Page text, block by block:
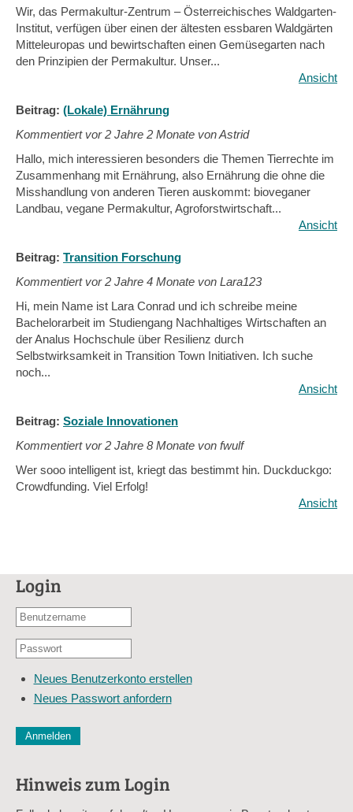
Wir, das Permakultur-Zentrum – Österreichisches Waldgarten-
Institut, verfügen über einen der ältesten essbaren Waldgärten
Mitteleuropas und bewirtschaften einen Gemüsegarten nach
den Prinzipien der Permakultur. Unser...
Ansicht
Beitrag: (Lokale) Ernährung
Kommentiert vor2 Jahre 2 Monate von Astrid
Hallo, mich interessieren besonders die Themen Tierrechte im
Zusammenhang mit Ernährung, also Ernährung die ohne die
Misshandlung von anderen Tieren auskommt: bioveganer
Landbau, vegane Permakultur, Agroforstwirtschaft...
Ansicht
Beitrag: Transition Forschung
Kommentiert vor2 Jahre 4 Monate von Lara123
Hi, mein Name ist Lara Conrad und ich schreibe meine
Bachelorarbeit im Studiengang Nachhaltiges Wirtschaften an
der Analus Hochschule über Resilienz durch
Selbstwirksamkeit in Transition Town Initiativen. Ich suche
noch...
Ansicht
Beitrag: Soziale Innovationen
Kommentiert vor2 Jahre 8 Monate von fwulf
Wer sooo intelligent ist, kriegt das bestimmt hin. Duckduckgo:
Crowdfunding. Viel Erfolg!
Ansicht
Login
Benutzername
E-
Adresse
Passwort
Neues Benutzerkonto erstellen
Neues Passwort anfordern
Diese Sicherheitsfrage überprüft, ob Sie ein menschlicher
Sag mir nicht, wie viele Sternlein stehen
Hinweis zum Login